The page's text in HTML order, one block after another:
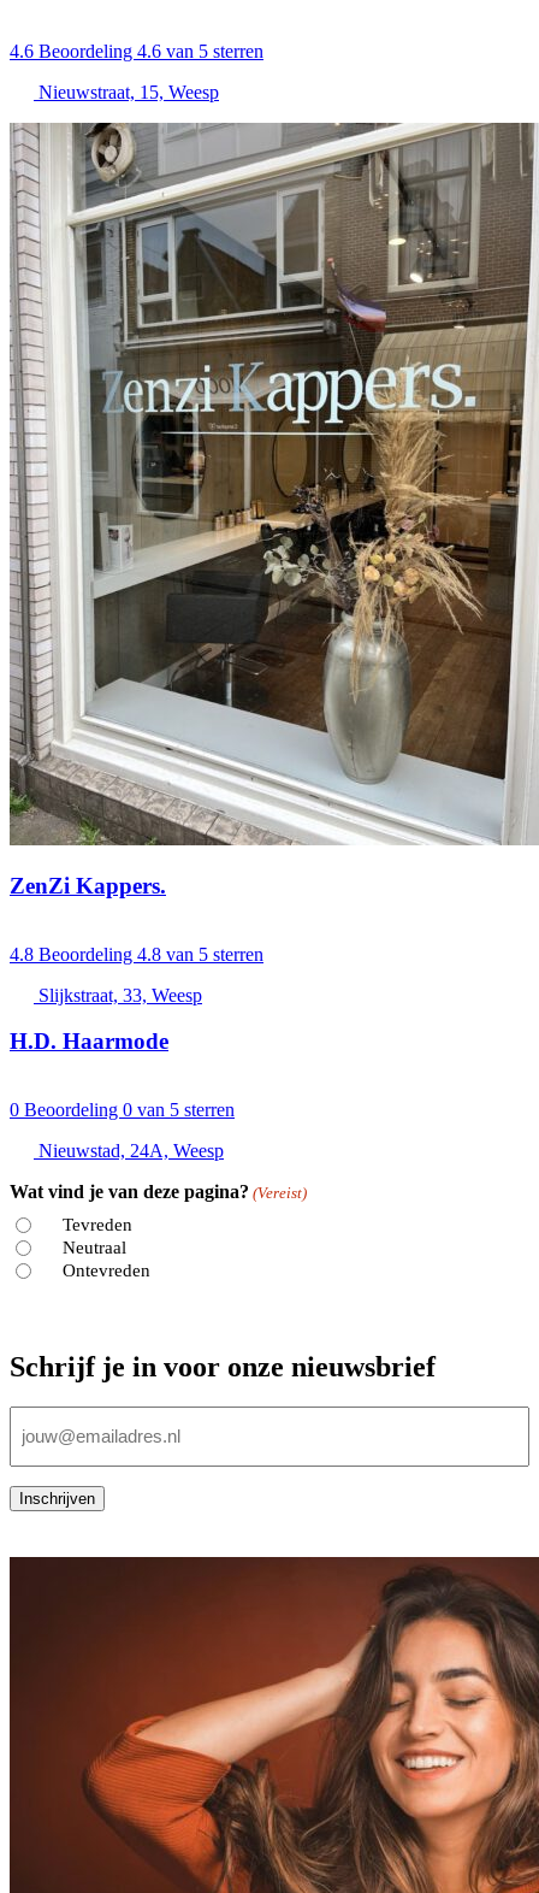
4.6 Beoordeling 4.6 van 5 sterren
Nieuwstraat, 15, Weesp
ZenZi Kappers.
4.8 Beoordeling 4.8 van 5 sterren
Slijkstraat, 33, Weesp
H.D. Haarmode
0 Beoordeling 0 van 5 sterren
Nieuwstad, 24A, Weesp
Wat vind je van deze pagina? (Vereist)
Tevreden
Neutraal
Ontevreden
Schrijf je in voor onze nieuwsbrief
mailadres
Inschrijven